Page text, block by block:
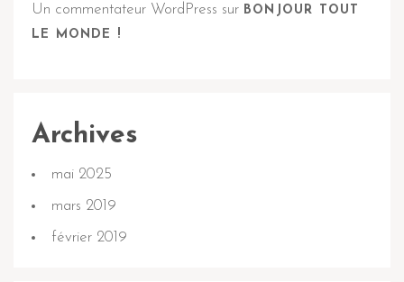
Un commentateur WordPress sur BONJOUR TOUT
LE MONDE !
Archives
mai 2025
mars 2019
février 2019